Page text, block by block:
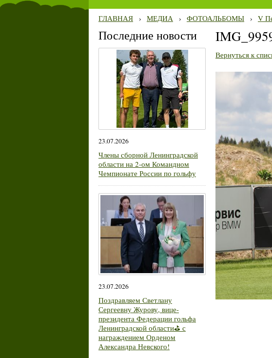
ГЛАВНАЯ › МЕДИА › ФОТОАЛЬБОМЫ › V
Последние новости
23.07.2026
Члены сборной Ленинградской
области на 2-ом Командном
Чемпионате России по гольфу
23.07.2026
Поздравляем Светлану
Сергеевну Журову, вице-
президента Федерации гольфа
Ленинградской области⛳ с
награждением Орденом
Александра Невского!
Вернуться к